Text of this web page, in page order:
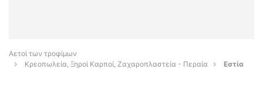
Αετοί των τροφίμων
Κρεοπωλεία, Ξηροί Καρποί, Ζαχαροπλαστεία - Περαία
Εστία